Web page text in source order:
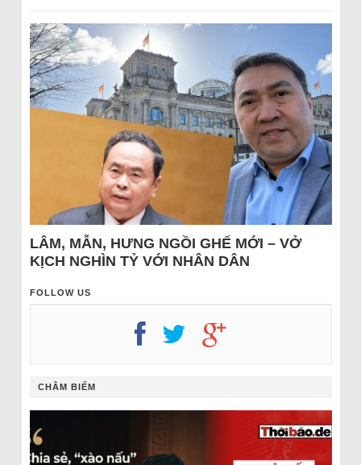
LÂM, MẪN, HƯNG NGỒI GHẾ MỚI – VỞ
KỊCH NGHÌN TỶ VỚI NHÂN DÂN
FOLLOW US
CHÂM BIẾM